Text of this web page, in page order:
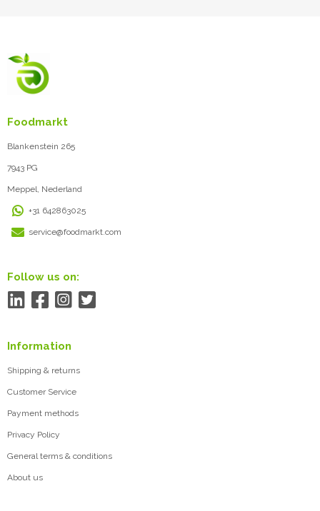
Foodmarkt
Blankenstein 265
7943 PG
Meppel, Nederland
+31 642863025
service@foodmarkt.com
Follow us on:
Information
Shipping & returns
Customer Service
Payment methods
Privacy Policy
General terms & conditions
About us